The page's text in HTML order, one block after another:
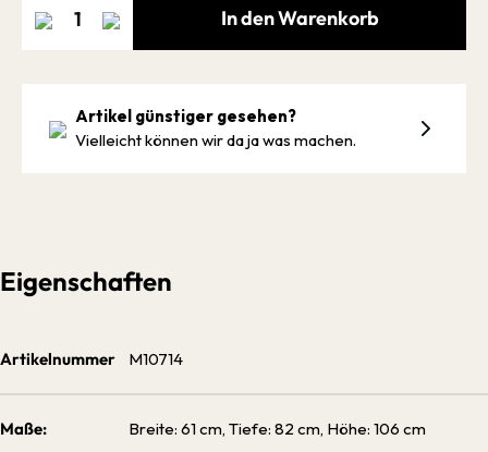
In den Warenkorb
Artikel günstiger gesehen?
Vielleicht können wir da ja was machen.
Eigenschaften
Artikelnummer M10714
Maße: Breite: 61 cm, Tiefe: 82 cm, Höhe: 106 cm